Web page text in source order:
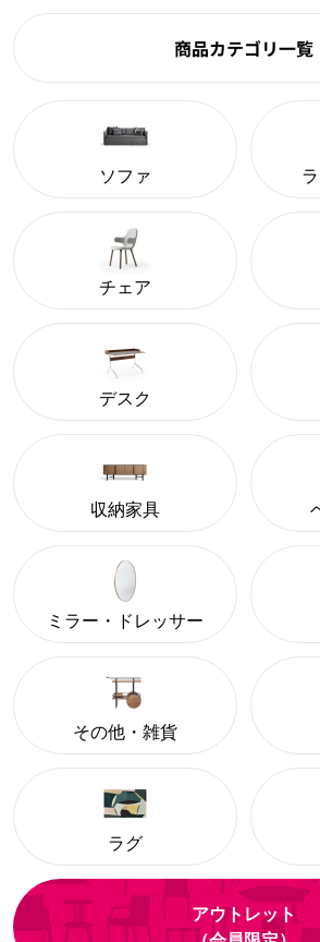
商品カテゴリ一覧
ソファ
チェア
デスク
収納家具
ミラー・ドレッサー
その他・雑貨
ラグ
アウトレット